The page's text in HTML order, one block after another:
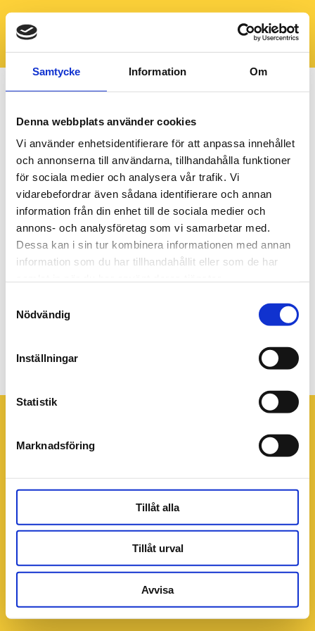
Samtycke Information Om
Denna webbplats använder cookies
Vi använder enhetsidentifierare för att anpassa innehållet
och annonserna till användarna, tillhandahålla funktioner
för sociala medier och analysera vår trafik. Vi
vidarebefordrar även sådana identifierare och annan
information från din enhet till de sociala medier och
annons- och analysföretag som vi samarbetar med.
Dessa kan i sin tur kombinera informationen med annan
information som du har tillhandahållit eller som de har
Nödvändig
Inställningar
Statistik
Marknadsföring
Tillåt alla
Tillåt urval
Avvisa
960x640px